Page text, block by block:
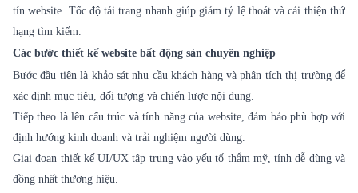
tín website. Tốc độ tải trang nhanh giúp giảm tỷ lệ thoát và cải thiện thứ
hạng tìm kiếm.
Các bước thiết kế website bất động sản chuyên nghiệp
Bước đầu tiên là khảo sát nhu cầu khách hàng và phân tích thị trường để
xác định mục tiêu, đối tượng và chiến lược nội dung.
Tiếp theo là lên cấu trúc và tính năng của website, đảm bảo phù hợp với
định hướng kinh doanh và trải nghiệm người dùng.
Giai đoạn thiết kế UI/UX tập trung vào yếu tố thẩm mỹ, tính dễ dùng và
đồng nhất thương hiệu.